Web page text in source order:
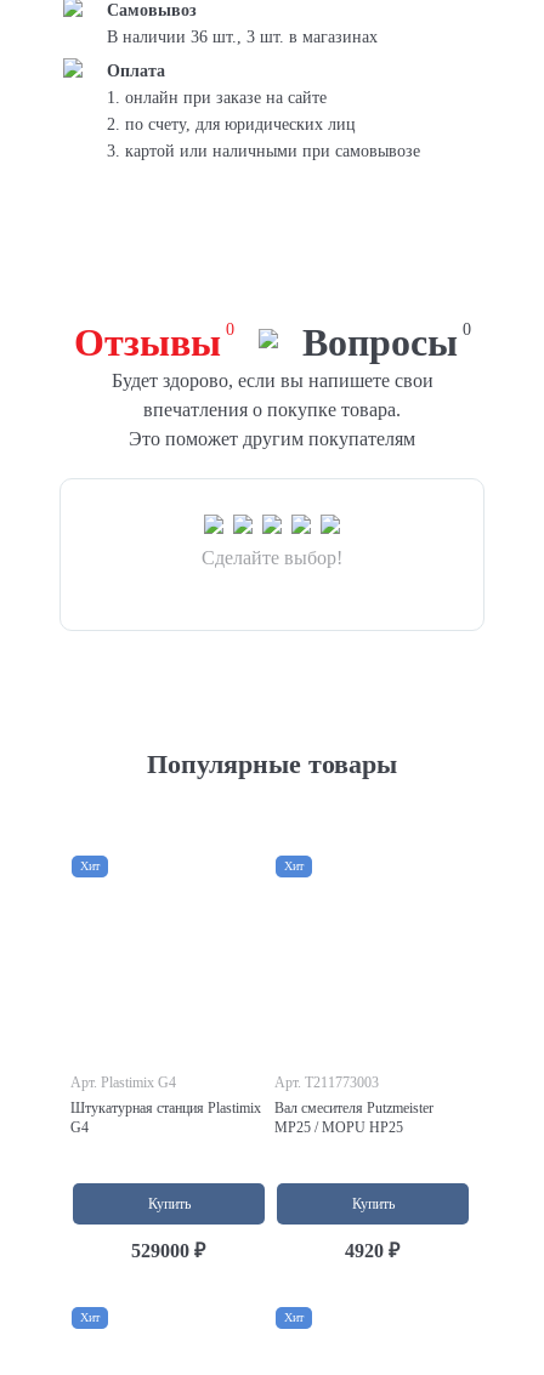
Самовывоз
В наличии 36 шт., 3 шт. в магазинах
Оплата
1. онлайн при заказе на сайте
2. по счету, для юридических лиц
3. картой или наличными при самовывозе
Отзывы 0 Вопросы 0
Будет здорово, если вы напишете свои
впечатления о покупке товара.
Это поможет другим покупателям
Сделайте выбор!
Популярные товары
Хит
Арт. Plastimix G4
Штукатурная станция Plastimix
G4
Купить
529000 ₽
Хит
Арт. T211773003
Вал смесителя Putzmeister
MP25 / MOPU HP25
Купить
4920 ₽
Хит Хит